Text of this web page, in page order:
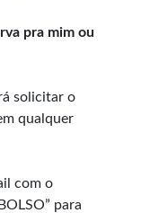
pra mim ou
solicitar o
qualquer
com o
para